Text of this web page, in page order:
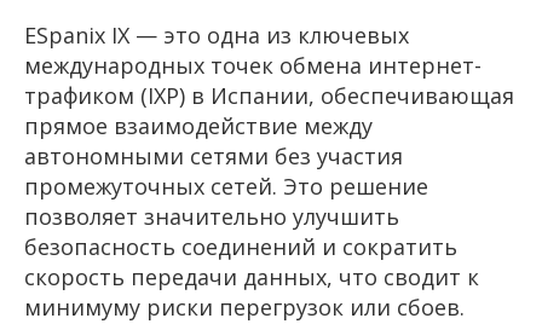
ESpanix IX — это одна из ключевых
международных точек обмена интернет-
трафиком (IXP) в Испании, обеспечивающая
прямое взаимодействие между
автономными сетями без участия
промежуточных сетей. Это решение
позволяет значительно улучшить
безопасность соединений и сократить
скорость передачи данных, что сводит к
минимуму риски перегрузок или сбоев.